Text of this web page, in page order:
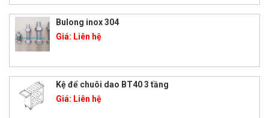
Bulong inox 304
Giá: Liên hệ
Kệ để chuôi dao BT40 3 tầng
Giá: Liên hệ